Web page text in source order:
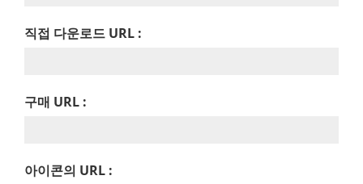
직접 다운로드 URL :
구매 URL :
아이콘의 URL :